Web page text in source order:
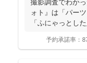
ォト』は「パー
「ふにゃっとし
予約承諾率：